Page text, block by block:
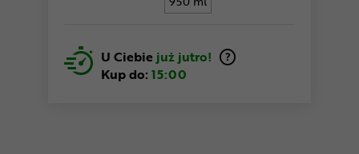
U Ciebie już jutro!
Kup do: 15:00